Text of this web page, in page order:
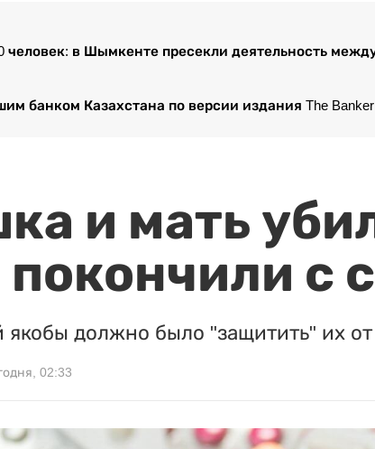
человек: в Шымкенте пресекли деятельность
банком Казахстана по версии издания The Banker
и мать
покончили с
якобы должно было "защитить" их
02:33